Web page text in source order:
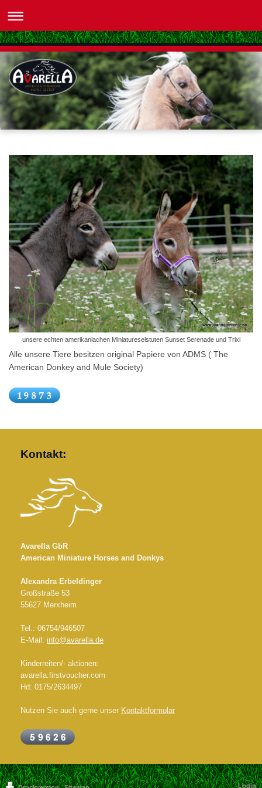
unsere echten amerikaniachen Miniatureselstuten Sunset Serenade und Trixi
Alle unsere Tiere besitzen original Papiere von ADMS ( The
American Donkey and Mule Society)
Kontakt:
Avarella GbR
American Miniature Horses and Donkys
Alexandra Erbeldinger
Großstraße 53
55627 Merxheim
Tel.: 06754/946507
E-Mail: info@avarella.de
Kinderreiten/- aktionen:
avarella.firstvoucher.com
Hd: 0175/2634497
Nutzen Sie auch gerne unser Kontaktformular
Login